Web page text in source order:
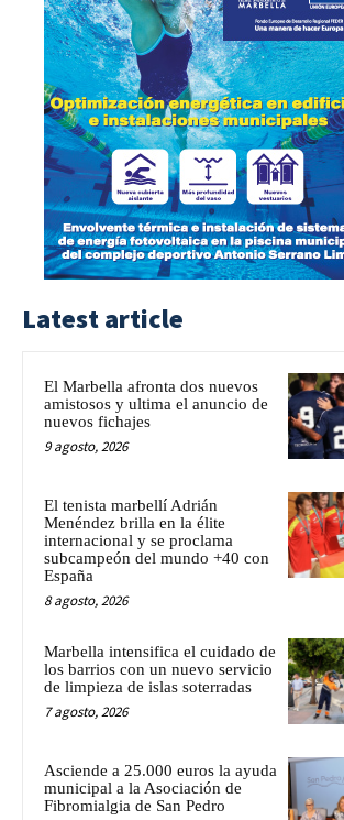
Latest article
El Marbella afronta dos nuevos
amistosos y ultima el anuncio de
nuevos fichajes
9 agosto, 2026
El tenista marbellí Adrián
Menéndez brilla en la élite
internacional y se proclama
subcampeón del mundo +40 con
España
8 agosto, 2026
Marbella intensifica el cuidado de
los barrios con un nuevo servicio
de limpieza de islas soterradas
7 agosto, 2026
Asciende a 25.000 euros la ayuda
municipal a la Asociación de
Fibromialgia de San Pedro